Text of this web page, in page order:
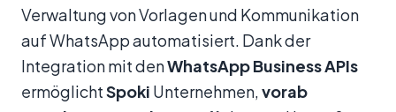
Verwaltung von Vorlagen und Kommunikation
auf WhatsApp automatisiert. Dank der
Integration mit denWhatsApp Business APIs
ermöglichtSpoki Unternehmen,vorab